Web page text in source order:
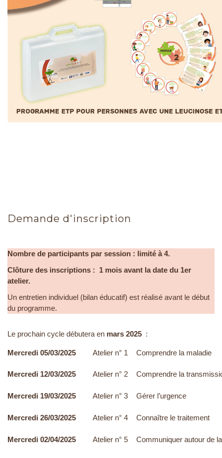
Demande d'inscription
Nombre de participants par session : limité à 4.
Clôture des inscriptions : 1 mois avant la date du 1er
atelier.
Un entretien individuel (bilan éducatif) est réalisé avant le début
du programme.
Le prochain cycle débutera en mars 2025 :
Mercredi 05/03/2025 Atelier n° 1 Comprendre la maladie
Mercredi 12/03/2025 Atelier n° 2 Comprendre la
Mercredi 19/03/2025 Atelier n° 3 Gérer l’urgence
Mercredi 26/03/2025 Atelier n° 4 Connaître le traitement
Mercredi 02/04/2025 Atelier n° 5 Communiquer autour de